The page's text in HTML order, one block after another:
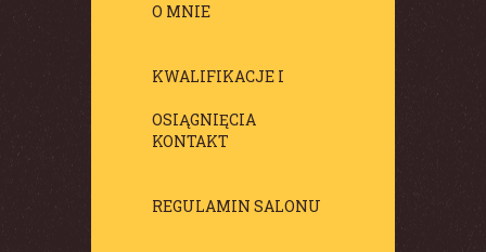
O MNIE
KWALIFIKACJE I
OSIĄGNIĘCIA
KONTAKT
REGULAMIN SALONU